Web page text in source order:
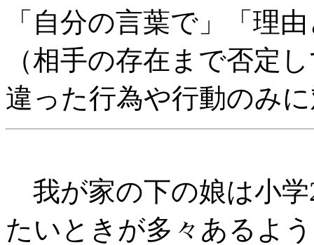
「自分の言葉で」「理
（相手の存在まで否定
違った行為や行動のみ
我が家の下の娘は小
たいときが多々あるよ